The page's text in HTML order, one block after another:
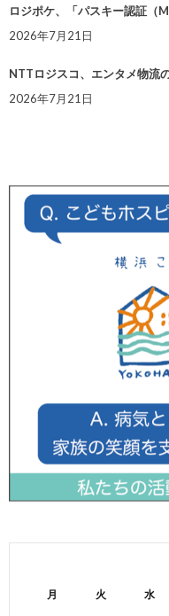
ロジポケ、「パスキー認証（
2026年7月21日
NTTロジスコ、エンタメ物流
2026年7月21日
月 火 水